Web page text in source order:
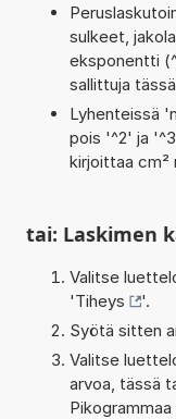
sulkeet,
eksponentti
sallittuja
Lyhenteissä
pois '^2' ja
kirjoittaa cm²
tai: Laskimen
Valitse
'Tiheys
'.
Syötä sitten
Valitse
arvoa, tässä